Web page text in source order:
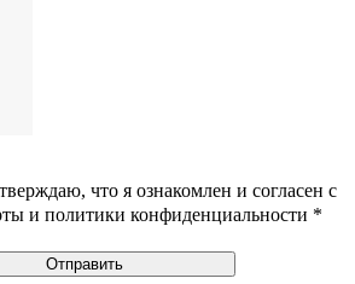
что я ознакомлен и согласен с
и политики конфиденциальности *
Отправить